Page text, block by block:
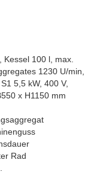
100 l, max.
1230 U/min,
5,5 kW, 400 V,
x H1150 mm
Rad